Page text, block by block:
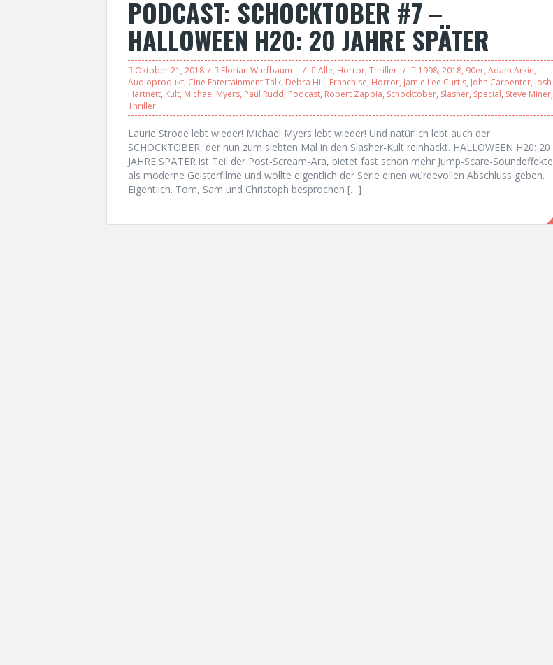
PODCAST: SCHOCKTOBER #7 –
HALLOWEEN H20: 20 JAHRE SPÄTER
Oktober 21, 2018 Florian Wurfbaum Alle, Horror, Thriller 1998, 2018, 90er, Adam Arkin,
Audioprodukt, Cine Entertainment Talk, Debra Hill, Franchise, Horror, Jamie Lee Curtis, John Carpenter, Josh
Hartnett, Kult, Michael Myers, Paul Rudd, Podcast, Robert Zappia, Schocktober, Slasher, Special, Steve Miner,
Thriller
Laurie Strode lebt wieder! Michael Myers lebt wieder! Und natürlich lebt auch der
SCHOCKTOBER, der nun zum siebten Mal in den Slasher-Kult reinhackt. HALLOWEEN H20: 20
JAHRE SPÄTER ist Teil der Post-Scream-Ära, bietet fast schon mehr Jump-Scare-Soundeffekte
als moderne Geisterfilme und wollte eigentlich der Serie einen würdevollen Abschluss geben.
Eigentlich. Tom, Sam und Christoph besprochen […]